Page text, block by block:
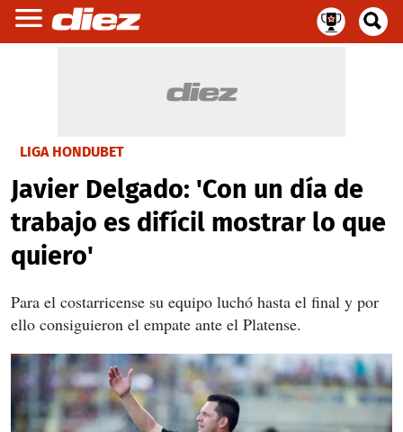
LIGA HONDUBET
Javier Delgado: 'Con un día de
trabajo es difícil mostrar lo que
quiero'
Para el costarricense su equipo luchó hasta el final y por
ello consiguieron el empate ante el Platense.